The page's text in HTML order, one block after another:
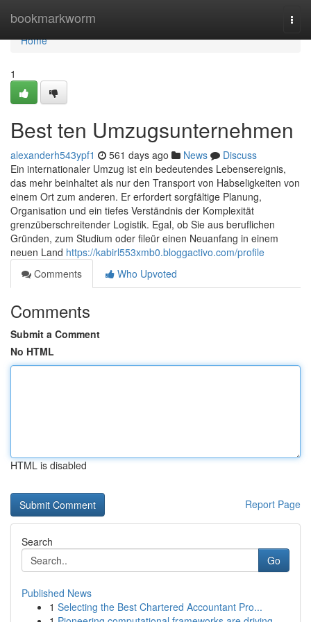
bookmarkworm
Home
Home
1
Best ten Umzugsunternehmen
alexanderh543ypf1 561 days ago News
Discuss
Ein internationaler Umzug ist ein bedeutendes Lebensereignis,
das mehr beinhaltet als nur den Transport von Habseligkeiten von
einem Ort zum anderen. Er erfordert sorgfältige Planung,
Organisation und ein tiefes Verständnis der Komplexität
grenzüberschreitender Logistik. Egal, ob Sie aus beruflichen
Gründen, zum Studium oder fileür einen Neuanfang in einem
neuen Land https://kabirl553xmb0.bloggactivo.com/profile
Comments
Who Upvoted
Comments
Submit a Comment
No HTML
HTML is disabled
Report Page
Search
Go
Published News
1 Selecting the Best Chartered Accountant Pro...